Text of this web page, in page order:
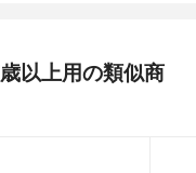
以上用の類似商